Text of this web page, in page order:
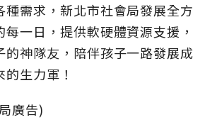
種需求，新北市社會局發展全方
一日，提供軟硬體資源支援，
的神隊友，陪伴孩子一路發展成
生力軍！
廣告)